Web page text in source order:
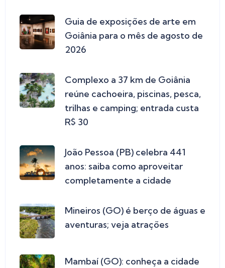
Guia de exposições de arte em
Goiânia para o mês de agosto de
2026
Complexo a 37 km de Goiânia
reúne cachoeira, piscinas, pesca,
trilhas e camping; entrada custa
R$ 30
João Pessoa (PB) celebra 441
anos: saiba como aproveitar
completamente a cidade
Mineiros (GO) é berço de águas e
aventuras; veja atrações
Mambaí (GO): conheça a cidade